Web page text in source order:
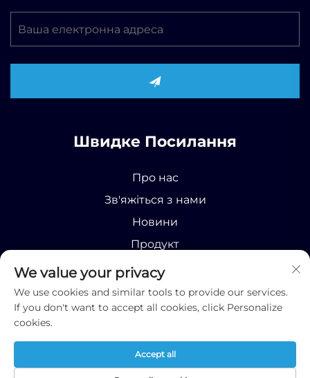
Швидке Посилання
Про нас
Зв'яжіться з нами
Новини
Продукт
International Business Co., Ltd;
конфіденційності
We value your privacy
We use cookies and similar tools to provide our services.
If you don't want to accept all cookies, click Personalize
cookies.
Accept all